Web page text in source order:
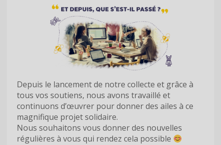
Depuis le lancement de notre collecte et grâce à
tous vos soutiens, nous avons travaillé et
continuons d’œuvrer pour donner des ailes à ce
magnifique projet solidaire.
Nous souhaitons vous donner des nouvelles
régulières à vous qui rendez cela possible